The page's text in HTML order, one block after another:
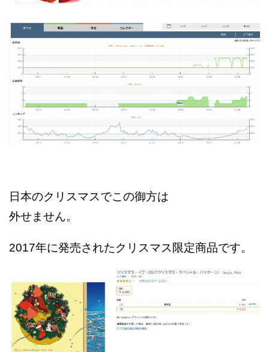
日本のクリスマスでこの御方は
外せません。
2017年に発売されたクリスマス限定商品です。